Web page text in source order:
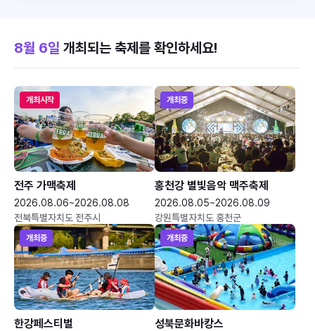
8월 6일 개최되는 축제를 확인하세요!
개최시작
전주 가맥축제
2026.08.06~2026.08.08
전북특별자치도 전주시
개최중
홍천강 별빛음악 맥주축제
2026.08.05~2026.08.09
강원특별자치도 홍천군
개최중
한강페스티벌
개최중
성북문화바캉스